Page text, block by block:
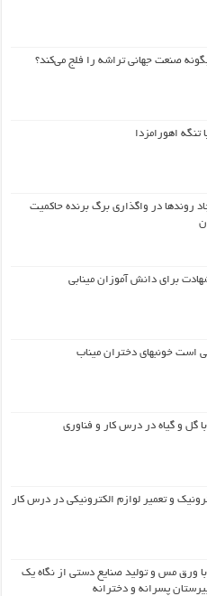
صنعت جهانی تراشه را فلج می‌کند؟
تنگه اهورامزدا
روندها در واگذاری برگ برنده حاکمیت
برای دانش آموزان مینابی
است خونبهای دختران میناب
گل و گیاه در درس کار و فناوری
و تعمیر لوازم الکترونیکی در درس کار
ورق مس و تولید صنایع دستی از نگاه یک
پسرانه و دخترانه